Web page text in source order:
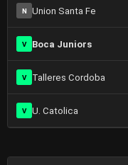
N Union Santa Fe
V Boca Juniors
V Talleres Cordoba
V U. Catolica